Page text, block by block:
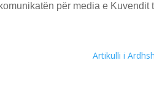
për media e Kuvendit
Artikulli i